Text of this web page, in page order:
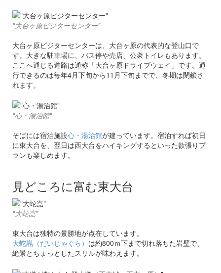
"大台ヶ原ビジターセンター"
大台ヶ原ビジターセンターは、大台ヶ原の代表的な登山口で
す。大きな駐車場に、バス停や売店、公衆トイレもあります。
ここへ通じる道路は通称「大台ヶ原ドライブウェイ」です。通
行できるのは毎年4月下旬から11月下旬までで、冬期は閉鎖さ
れます。
"心・湯治館"
そばには宿泊施設心・湯治館が建っています。宿泊すれば初日
に東大台を、翌日は西大台をハイキングするといった欲張りプ
ランも楽しめます。
見どころに富む東大台
"大蛇嵓"
東大台は独特の景勝地が点在しています。
大蛇嵓（だいじゃぐら） は約800ｍ下まで切れ落ちた岩壁で、
絶景とちょっとしたスリルが味わえます。